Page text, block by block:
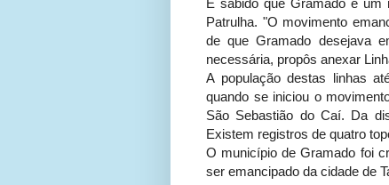
É sabido que Gramado é um
Patrulha. "O movimento
de que Gramado desejava
necessária, propôs anexar
A população destas linhas
quando se iniciou o
São Sebastião do Caí. Da
Existem registros de quatro
O município de Gramado foi
ser emancipado da cidade de